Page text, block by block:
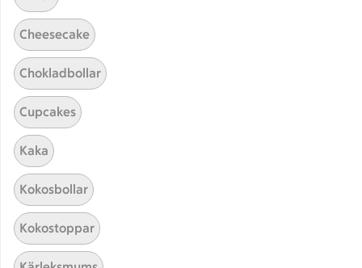
Testa att söka på något nytt, eller ta bort något av
Kristyr
Cheesecake
Chokladbollar
Cupcakes
Kaka
Kokosbollar
Kokostoppar